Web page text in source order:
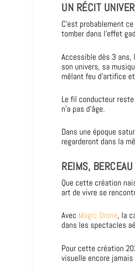
UN RÉCIT
C’est probablement
tomber dans l’effet
Accessible dès 3
son univers, sa
mêlant feu d’artifice
Le fil conducteur
n’a pas d’âge.
Dans une époque
regarderont dans la
REIMS,
Que cette création
art de vivre se
Avec Magic Drone, la
dans les spectacles
Pour cette création
visuelle encore